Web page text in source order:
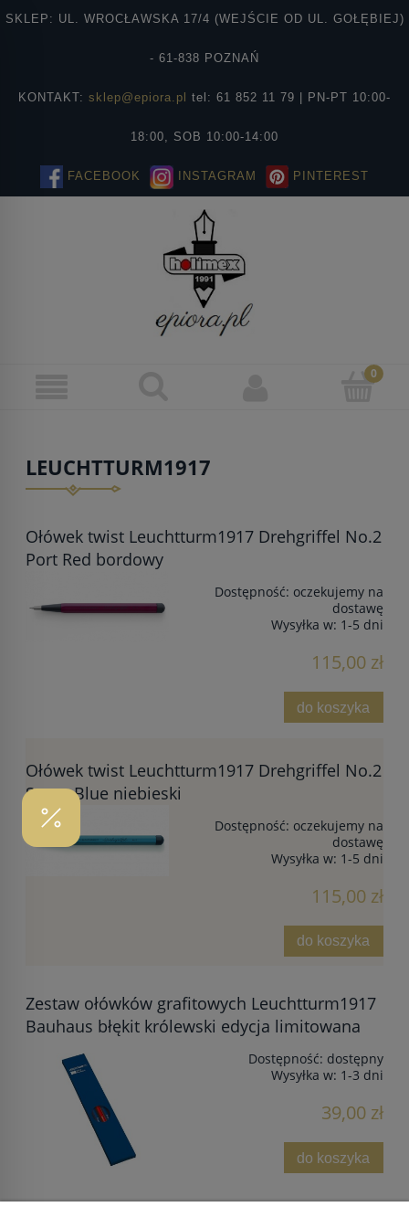
SKLEP: UL. WROCŁAWSKA 17/4 (WEJŚCIE OD UL. GOŁĘBIEJ)
- 61-838 POZNAŃ
KONTAKT: sklep@epiora.pl tel: 61 852 11 79 | PN-PT 10:00-
18:00, SOB 10:00-14:00
FACEBOOK INSTAGRAM PINTEREST
LEUCHTTURM1917
Ołówek twist Leuchtturm1917 Drehgriffel No.2
Port Red bordowy
Dostępność: oczekujemy na
dostawę
Wysyłka w: 1-5 dni
115,00 zł
do koszyka
Ołówek twist Leuchtturm1917 Drehgriffel No.2
Stone Blue niebieski
Dostępność: oczekujemy na
dostawę
Wysyłka w: 1-5 dni
115,00 zł
do koszyka
Zestaw ołówków grafitowych Leuchtturm1917
Bauhaus błękit królewski edycja limitowana
Dostępność: dostępny
Wysyłka w: 1-3 dni
39,00 zł
do koszyka